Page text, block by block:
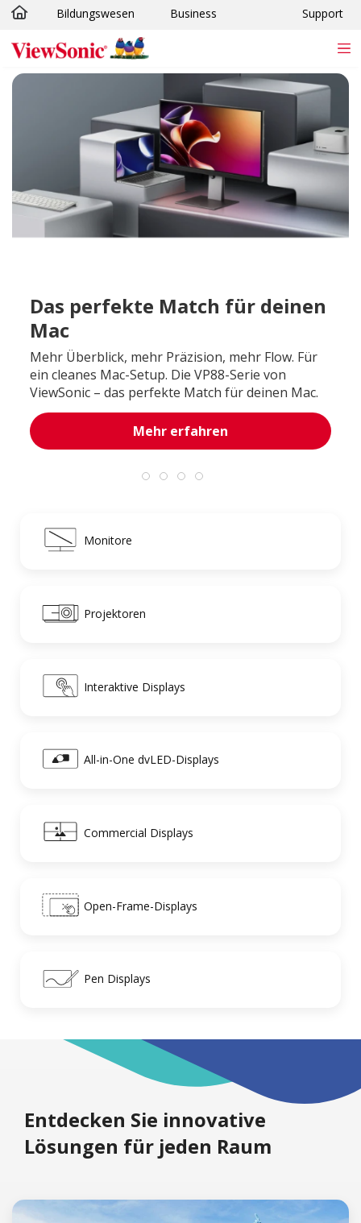
Skip to main content
Bildungswesen Business Support
Das perfekte Match für deinen
Mac
Mehr Überblick, mehr Präzision, mehr Flow. Für
ein cleanes Mac-Setup. Die VP88-Serie von
ViewSonic – das perfekte Match für deinen Mac.
Mehr erfahren
Monitore
Projektoren
Interaktive Displays
All-in-One dvLED-Displays
Commercial Displays
Open-Frame-Displays
Pen Displays
Entdecken Sie innovative
Lösungen für jeden Raum